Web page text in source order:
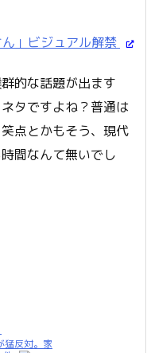
」ビジュアル解禁
的な話題が出ます
タですよね？普通は
点とかもそう、現代
間なんて無いでし
猛反対。家